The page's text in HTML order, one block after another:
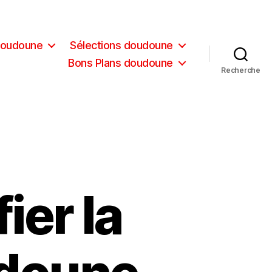
Sélections doudoune
Bons Plans doudoune
Recherche
la